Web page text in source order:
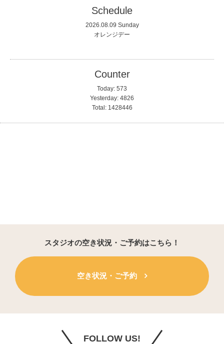
Schedule
2026.08.09 Sunday
オレンジデー
Counter
Today: 573
Yesterday: 4826
Total: 1428446
スタジオの空き状況・ご予約はこちら！
空き状況・ご予約
FOLLOW US!